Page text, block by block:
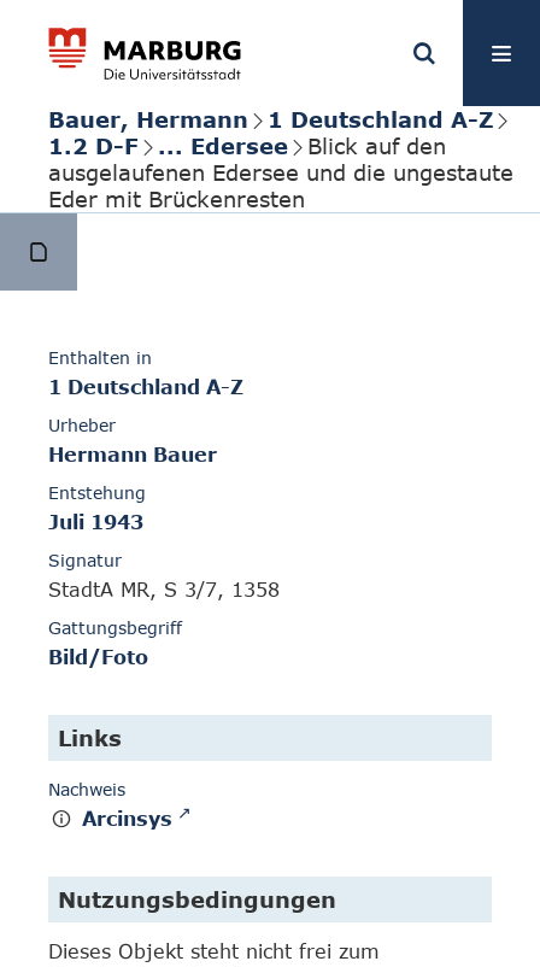
Bauer, Hermann
1 Deutschland A-Z
1.2 D-F
... Edersee
Blick auf den
ausgelaufenen Edersee und die ungestaute
Eder mit Brückenresten
Enthalten in
1 Deutschland A-Z
Urheber
Hermann Bauer
Entstehung
Juli 1943
Signatur
StadtA MR, S 3/7, 1358
Gattungsbegriff
Bild/Foto
Links
Nachweis
Arcinsys
Nutzungsbedingungen
Dieses Objekt steht nicht frei zum